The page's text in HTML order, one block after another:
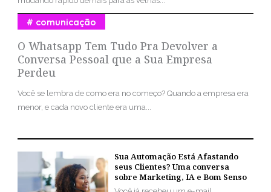
O Whatsapp Tem Tudo Pra Devolver a
Conversa Pessoal que a Sua Empresa
Perdeu
comunicação
Você se lembra de como era no começo? Quando a empresa era
menor, e cada novo cliente era uma...
Sua Automação Está Afastando
seus Clientes? Uma conversa
sobre Marketing, IA e Bom Senso